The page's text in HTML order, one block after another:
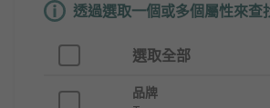
透過選取一個或多個屬性來查
選取全部
品牌